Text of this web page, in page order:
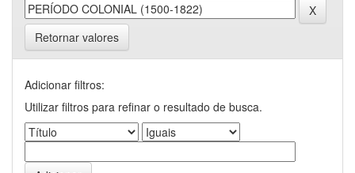
Retornar valores
Adicionar filtros:
Utilizar filtros para refinar o resultado de busca.